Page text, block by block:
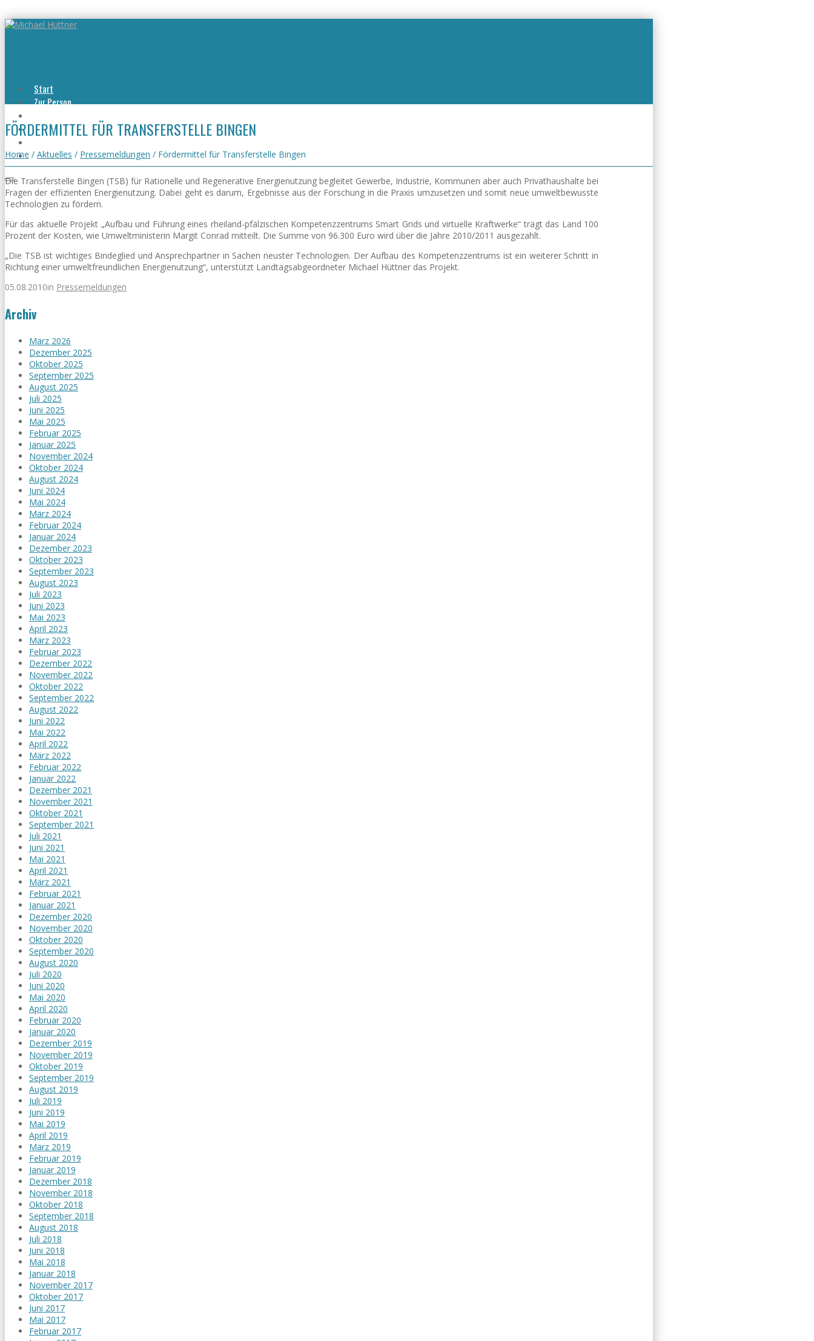
Start
Zur Person
Viel erreicht
Kontakt
FÖRDERMITTEL FÜR TRANSFERSTELLE BINGEN
Home / Aktuelles / Pressemeldungen / Fördermittel für Transferstelle Bingen
Die Transferstelle Bingen (TSB) für Rationelle und Regenerative Energienutzung begleitet Gewerbe, Industrie, Kommunen aber auch Privathaushalte bei
Fragen der effizienten Energienutzung. Dabei geht es darum, Ergebnisse aus der Forschung in die Praxis umzusetzen und somit neue umweltbewusste
Technologien zu fördern.
Für das aktuelle Projekt „Aufbau und Führung eines rheiland-pfälzischen Kompetenzzentrums Smart Grids und virtuelle Kraftwerke“ trägt das Land 100
Prozent der Kosten, wie Umweltministerin Margit Conrad mitteilt. Die Summe von 96.300 Euro wird über die Jahre 2010/2011 ausgezahlt.
„Die TSB ist wichtiges Bindeglied und Ansprechpartner in Sachen neuster Technologien. Der Aufbau des Kompetenzzentrums ist ein weiterer Schritt in
Richtung einer umweltfreundlichen Energienutzung“, unterstützt Landtagsabgeordneter Michael Hüttner das Projekt.
05.08.2010in Pressemeldungen
Archiv
März 2026
Dezember 2025
Oktober 2025
September 2025
August 2025
Juli 2025
Juni 2025
Mai 2025
Februar 2025
Januar 2025
November 2024
Oktober 2024
August 2024
Juni 2024
Mai 2024
März 2024
Februar 2024
Januar 2024
Dezember 2023
Oktober 2023
September 2023
August 2023
Juli 2023
Juni 2023
Mai 2023
April 2023
März 2023
Februar 2023
Dezember 2022
November 2022
Oktober 2022
September 2022
August 2022
Juni 2022
Mai 2022
April 2022
März 2022
Februar 2022
Januar 2022
Dezember 2021
November 2021
Oktober 2021
September 2021
Juli 2021
Juni 2021
Mai 2021
April 2021
März 2021
Februar 2021
Januar 2021
Dezember 2020
November 2020
Oktober 2020
September 2020
August 2020
Juli 2020
Juni 2020
Mai 2020
April 2020
Februar 2020
Januar 2020
Dezember 2019
November 2019
Oktober 2019
September 2019
August 2019
Juli 2019
Juni 2019
Mai 2019
April 2019
März 2019
Februar 2019
Januar 2019
Dezember 2018
November 2018
Oktober 2018
September 2018
August 2018
Juli 2018
Juni 2018
Mai 2018
Januar 2018
November 2017
Oktober 2017
Juni 2017
Mai 2017
Februar 2017